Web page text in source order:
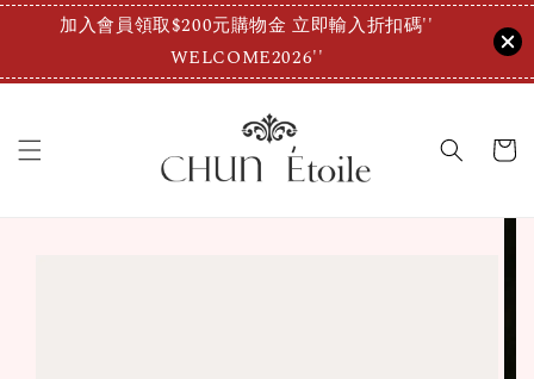
加入會員領取$200元購物金 立即輸入折扣碼''
WELCOME2026''